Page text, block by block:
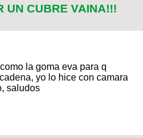
UN CUBRE VAINA!!!
la goma eva para q
yo lo hice con camara
saludos